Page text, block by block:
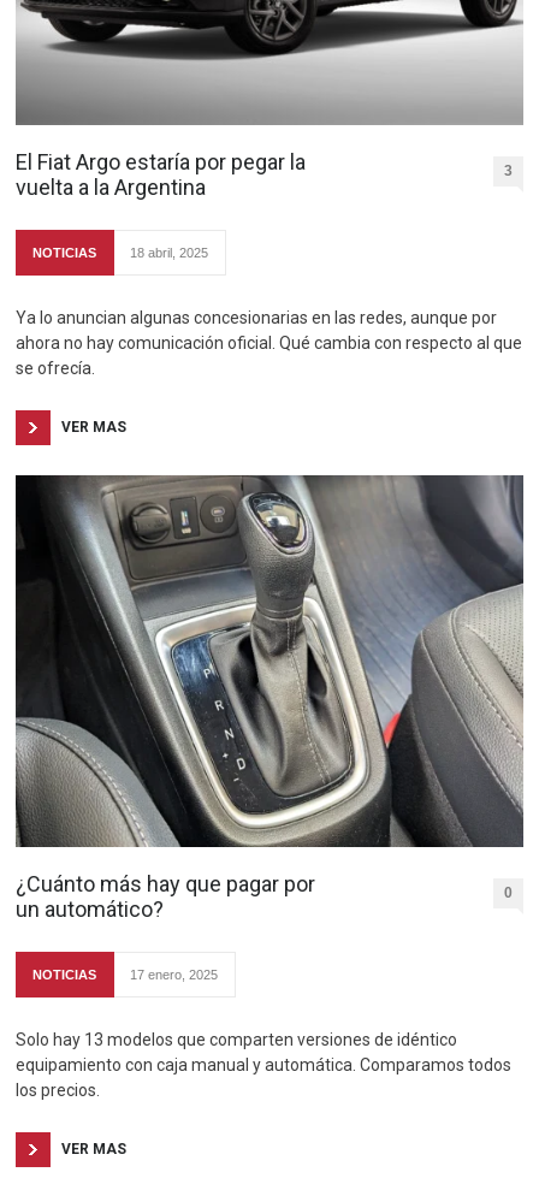
El Fiat Argo estaría por pegar la
vuelta a la Argentina
3
NOTICIAS 18 abril, 2025
Ya lo anuncian algunas concesionarias en las redes, aunque por
ahora no hay comunicación oficial. Qué cambia con respecto al que
se ofrecía.
VER MAS
¿Cuánto más hay que pagar por
un automático?
0
NOTICIAS 17 enero, 2025
Solo hay 13 modelos que comparten versiones de idéntico
equipamiento con caja manual y automática. Comparamos todos
los precios.
VER MAS